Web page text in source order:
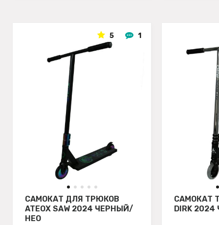
5 1
САМОКАТ ДЛЯ ТРЮКОВ
ATEOX SAW 2024 ЧЕРНЫЙ/
НЕО
САМОКАТ
DIRK